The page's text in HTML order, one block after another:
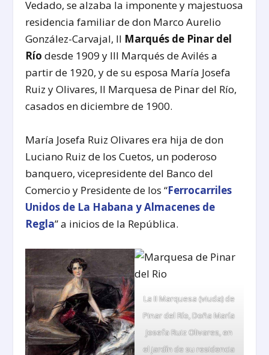
Vedado, se alzaba la imponente y majestuosa
residencia familiar de don Marco Aurelio
González-Carvajal, II Marqués de Pinar del
Río desde 1909 y III Marqués de Avilés a
partir de 1920, y de su esposa María Josefa
Ruiz y Olivares, II Marquesa de Pinar del Río,
casados en diciembre de 1900.
María Josefa Ruiz Olivares era hija de don
Luciano Ruiz de los Cuetos, un poderoso
banquero, vicepresidente del Banco del
Comercio y Presidente de los “Ferrocarriles
Unidos de La Habana y Almacenes de
Regla” a inicios de la República.
La II Marquesa (viuda) de
Pinar del Río, Doña María
Josefa Ruiz Olivares, en
el jardín de su residencia